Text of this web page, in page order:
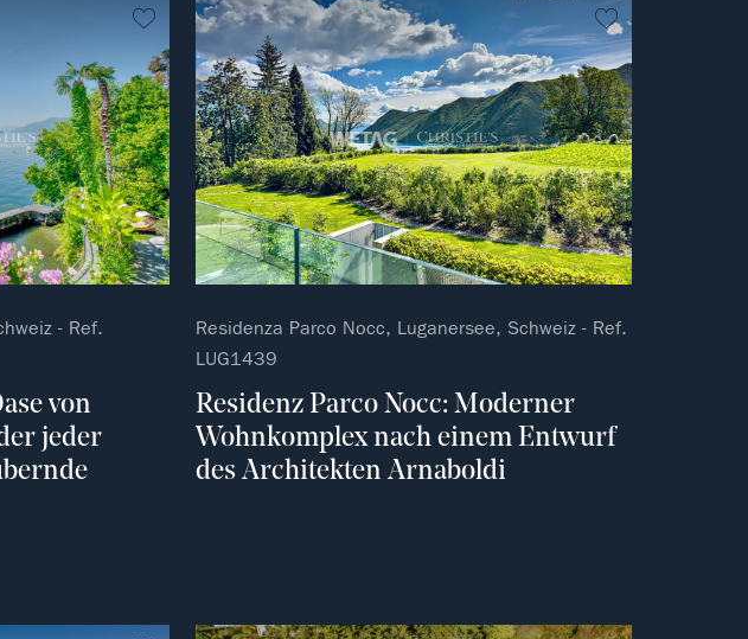
kein Favorit
- Ref.
von
jeder
kein Favorit
Residenza Parco Nocc, Luganersee, Schweiz - Ref.
LUG1439
Residenz Parco Nocc: Moderner
Wohnkomplex nach einem Entwurf
des Architekten Arnaboldi